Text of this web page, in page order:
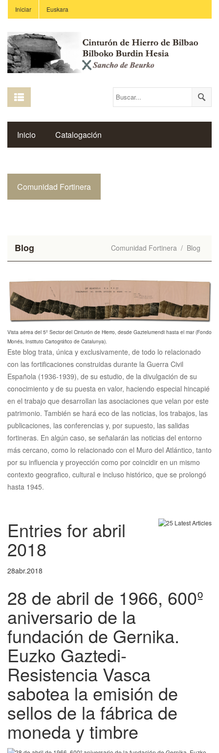
Iniciar Euskara
Inicio Catalogación
Comunidad Fortinera
Blog Comunidad Fortinera / Blog
Vista aérea del 5º Sector del Cinturón de Hierro, desde Gaztelumendi hasta el mar (Fondo
Monés, Instituto Cartográfico de Catalunya).
Este blog trata, única y exclusivamente, de todo lo relacionado
con las fortificaciones construidas durante la Guerra Civil
Española (1936-1939), de su estudio, de la divulgación de su
conocimiento y de su puesta en valor, haciendo especial hincapié
en el trabajo que desarrollan las asociaciones que velan por este
patrimonio. También se hará eco de las noticias, los trabajos, las
publicaciones, las conferencias y, por supuesto, las salidas
fortineras. En algún caso, se señalarán las noticias del entorno
más cercano, como lo relacionado con el Muro del Atlántico, tanto
por su influencia y proyección como por coincidir en un mismo
contexto geografico, cultural e incluso histórico, que se prolongó
hasta 1945.
Entries for abril
2018
28abr.2018
28 de abril de 1966, 600º
aniversario de la
fundación de Gernika.
Euzko Gaztedi-
Resistencia Vasca
sabotea la emisión de
sellos de la fábrica de
moneda y timbre